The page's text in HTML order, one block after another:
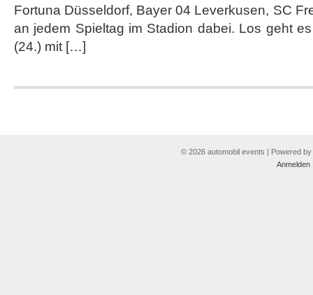
Fortuna Düsseldorf, Bayer 04 Leverkusen, SC
an jedem Spieltag im Stadion dabei. Los geht
(24.) mit […]
© 2026 automobil events | Powered by
Anmelden|